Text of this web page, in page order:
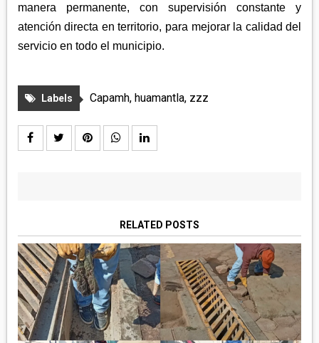
manera permanente, con supervisión constante y
atención directa en territorio, para mejorar la calidad del
servicio en todo el municipio.
Labels Capamh, huamantla, zzz
RELATED POSTS